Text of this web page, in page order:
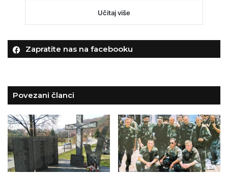
Učitaj više
Zapratite nas na facebooku
Povezani članci